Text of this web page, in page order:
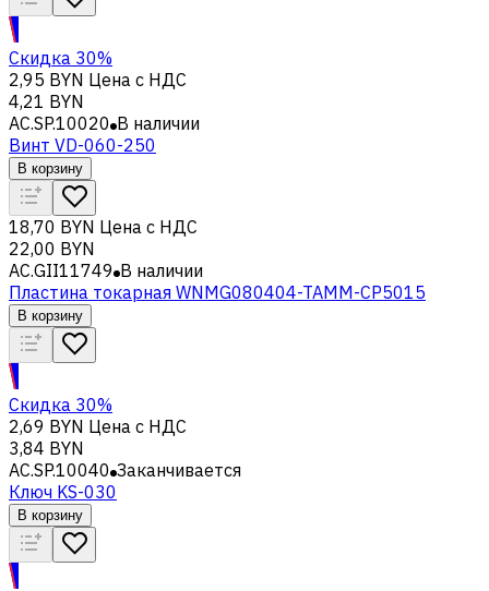
Скидка 30%
2,95 BYN Цена с НДС
4,21 BYN
AC.SP.10020 В наличии
Винт VD-060-250
В корзину
18,70 BYN Цена с НДС
22,00 BYN
AC.GII11749 В наличии
Пластина токарная WNMG080404-TAMM-CP5015
В корзину
Скидка 30%
2,69 BYN Цена с НДС
3,84 BYN
AC.SP.10040 Заканчивается
Ключ KS-030
В корзину